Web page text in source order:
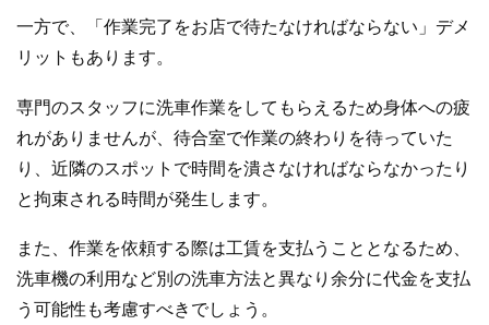
一方で、「作業完了をお店で待たなければならない」デメ
リットもあります。
専門のスタッフに洗車作業をしてもらえるため身体への疲
れがありませんが、待合室で作業の終わりを待っていた
り、近隣のスポットで時間を潰さなければならなかったり
と拘束される時間が発生します。
また、作業を依頼する際は工賃を支払うこととなるため、
洗車機の利用など別の洗車方法と異なり余分に代金を支払
う可能性も考慮すべきでしょう。